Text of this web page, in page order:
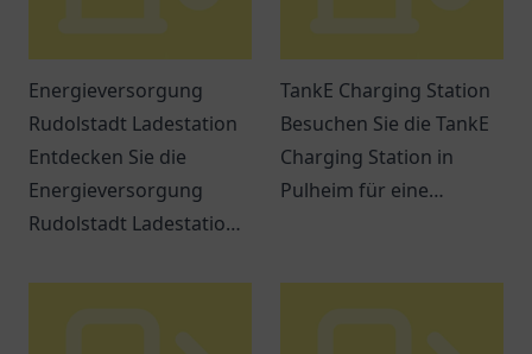
Energieversorgung
Rudolstadt Ladestation
Entdecken Sie die
Energieversorgung
Rudolstadt Ladestation
über Elektromobilität in
TankE Charging Station
Besuchen Sie die TankE
Charging Station in
Pulheim für eine
Elektrofahrzeug.